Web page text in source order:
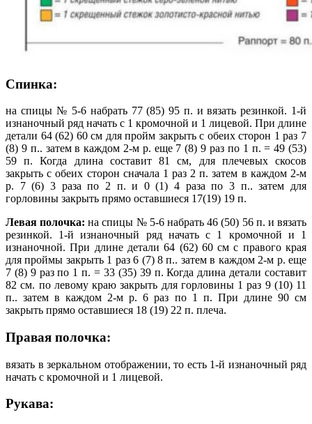
Спинка:
на спицы № 5-6 набрать 77 (85) 95 п. и вязать резинкой. 1-й
изнаночный ряд начать с 1 кромочной и 1 лицевой. При длине
детали 64 (62) 60 см для пройм закрыть с обеих сторон 1 раз 7
(8) 9 п.. затем в каждом 2-м р. еще 7 (8) 9 раз по 1 п. = 49 (53)
59 п. Когда длина составит 81 см, для плечевых скосов
закрыть с обеих сторон сначала 1 раз 2 п. затем в каждом 2-м
р. 7 (6) 3 раза по 2 п. и 0 (1) 4 раза по 3 п.. затем для
горловины закрыть прямо оставшиеся 17(19) 19 п.
Левая полочка: на спицы № 5-6 набрать 46 (50) 56 п. и вязать
резинкой. 1-й изнаночный ряд начать с 1 кромочной и 1
изнаночной. При длине детали 64 (62) 60 см с правого края
для проймы закрыть 1 раз 6 (7) 8 п.. затем в каждом 2-м р. еще
7 (8) 9 раз по 1 п. = 33 (35) 39 п. Когда длина детали составит
82 см. по левому краю закрыть для горловины 1 раз 9 (10) 11
п.. затем в каждом 2-м р. 6 раз по 1 п. При длине 90 см
закрыть прямо оставшиеся 18 (19) 22 п. плеча.
Правая полочка:
вязать в зеркальном отображении, то есть 1-й изнаночный ряд
начать с кромочной и 1 лицевой.
Рукава: